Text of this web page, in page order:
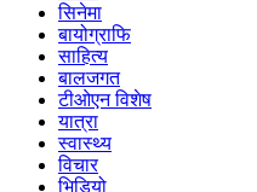
सिनेमा
बायोग्राफि
साहित्य
बालजगत
टीओएन विशेष
यात्रा
स्वास्थ्य
विचार
भिडियो